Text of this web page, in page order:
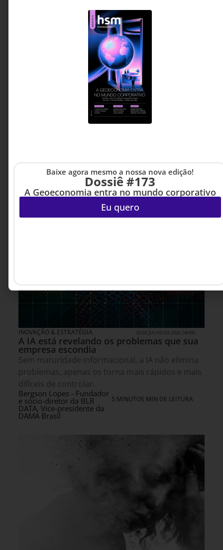
práticas marcadas por desperdícios e
retrabalhos. O avanço de soluções
industrializadas, novas tecnologias e modelos de
gestão mais eficientes aponta para um novo
cenário: construir com mais qualidade, menor
impacto e maior previsibilidade.
Rafael Brizot - Diretor da
2 MINUTOS MIN DE LEITURA
INOVAÇÃO & ESTRATÉGIA 20 DE JULHO DE 2026 14H00
A IA está revelando os problemas que sua
empresa escondia
Sem maturidade informacional, a IA não elimina
problemas, apenas os torna mais rápidos e mais
difíceis de controlar.
Bergson Lopes - Fundador
e sócio-diretor da BLR
DATA, Vice-presidente da
DAMA Brasil
5 MINUTOS MIN DE LEITURA
Baixe agora mesmo a nossa nova edição!
Dossiê #173
A Geoeconomia entra no mundo corporativo
Eu quero